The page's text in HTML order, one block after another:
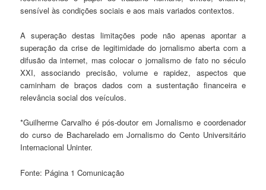
sensível às condições sociais e aos mais variados contextos.
A superação destas limitações pode não apenas apontar a
superação da crise de legitimidade do jornalismo aberta com a
difusão da internet, mas colocar o jornalismo de fato no século
XXI, associando precisão, volume e rapidez, aspectos que
caminham de braços dados com a sustentação financeira e
relevância social dos veículos.
*Guilherme Carvalho é pós-doutor em Jornalismo e coordenador
do curso de Bacharelado em Jornalismo do Cento Universitário
Internacional Uninter.
Fonte: Página 1 Comunicação